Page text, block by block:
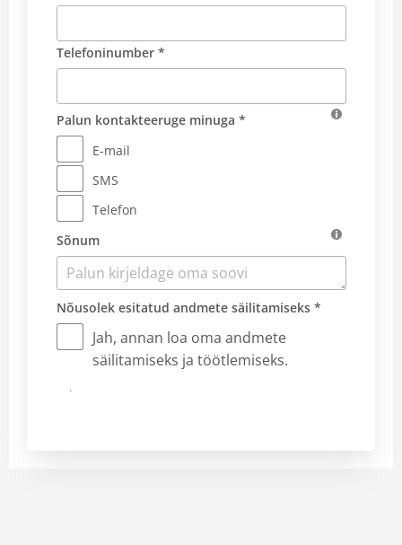
Telefoninumber *
Palun kontakteeruge minuga *
E-mail
SMS
Telefon
Sõnum
Nõusolek esitatud andmete säilitamiseks *
Jah, annan loa oma andmete
säilitamiseks ja töötlemiseks.
Saadan